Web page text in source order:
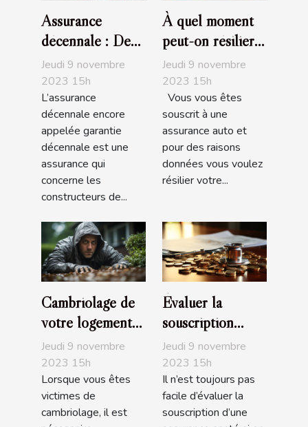
Assurance
décennale : De
quoi s’agit-il ?
Jeudi 9 novembre
2023 15h
L’assurance
décennale encore
appelée garantie
décennale est une
assurance qui
concerne les
constructeurs de...
À quel moment
peut-on résilier
son assurance
auto?
Jeudi 9 novembre
2023 15h
Vous vous êtes
souscrit à une
assurance auto et
pour des raisons
données vous voulez
résilier votre...
Cambriolage de
votre logement
assuré :
Comment être
indemnisé?
Jeudi 9 novembre
2023 15h
Lorsque vous êtes
victimes de
cambriolage, il est
Évaluer la
souscription
d’une assurance
santé : comment
s’y prendre ?
Jeudi 9 novembre
2023 15h
Il n’est toujours pas
facile d’évaluer la
souscription d’une